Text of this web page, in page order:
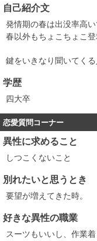
自己紹介文
発情期の春は出没率高い
春以外もちょこちょこ
鍵をいきなり聞いてくる
学歴
四大卒
恋愛質問コーナー
異性に求めること
しつこくないこと
別れたいと思うとき
要望が増えてきた時。
好きな異性の職業
スーツもいいし、作業着